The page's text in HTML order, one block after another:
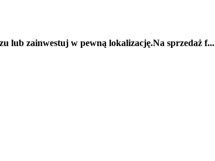
lub zainwestuj w pewną lokalizację.Na sprzedaż f...